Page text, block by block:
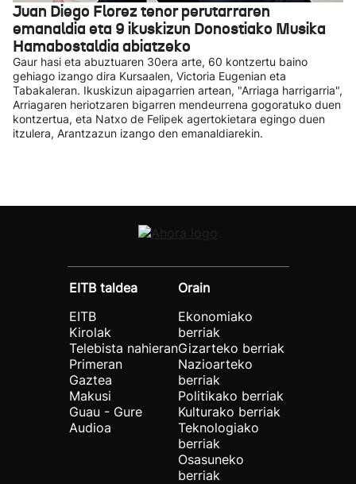
Juan Diego Florez tenor perutarraren
emanaldia eta 9 ikuskizun Donostiako Musika
Hamabostaldia abiatzeko
Gaur hasi eta abuztuaren 30era arte, 60 kontzertu baino
gehiago izango dira Kursaalen, Victoria Eugenian eta
Tabakaleran. Ikuskizun aipagarrien artean, "Arriaga harrigarria",
Arriagaren heriotzaren bigarren mendeurrena gogoratuko duen
kontzertua, eta Natxo de Felipek agertokietara egingo duen
itzulera, Arantzazun izango den emanaldiarekin.
EITB taldea
EITB
Kirolak
Telebista nahieran
Primeran
Gaztea
Makusi
Guau - Gure
Audioa
Orain
Ekonomiako
berriak
Gizarteko berriak
Nazioarteko
berriak
Politikako berriak
Kulturako berriak
Teknologiako
berriak
Osasuneko
berriak